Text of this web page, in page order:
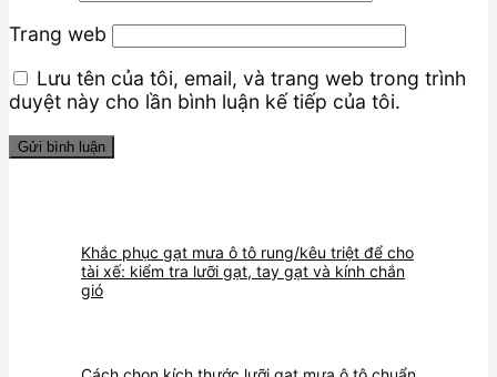
Trang web
Lưu tên của tôi, email, và trang web trong trình
duyệt này cho lần bình luận kế tiếp của tôi.
Khắc phục gạt mưa ô tô rung/kêu triệt để cho
tài xế: kiểm tra lưỡi gạt, tay gạt và kính chắn
gió